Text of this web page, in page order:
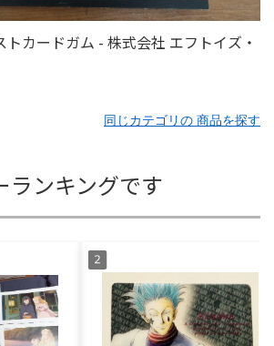
同じカテゴリの 商品を探す
ランキングです